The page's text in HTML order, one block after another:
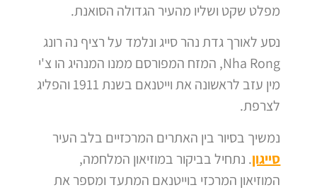
מפלט שקט ושליו מהעיר הגדולה הסואנת.
נסע לאורך גדת נהר סייג ונלמד על רציף נה רונג
Nha Rong, המזח המפורסם ממנו המנהיג הו צ'י
מין עזב לראשונה את וייטנאם בשנת 1911 והפליג
לצרפת.
נמשיך בסיור בין האתרים המרכזיים בלב העיר
סייגון. נתחיל בביקור במוזיאון המלחמה,
המוזיאון המרכזי בוייטנאם המתעד ומספר את